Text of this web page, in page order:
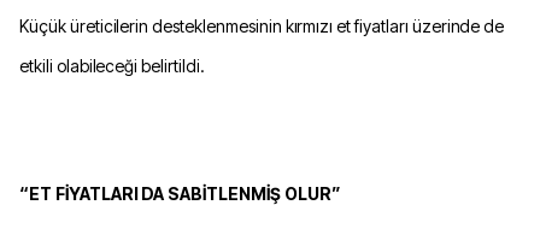
Küçük üreticilerin desteklenmesinin kırmızı et fiyatları üzerinde de
etkili olabileceği belirtildi.
“ET FİYATLARI DA SABİTLENMİŞ OLUR”